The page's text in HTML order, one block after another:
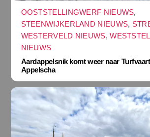
OOSTSTELLINGWERF NIEUWS,
STEENWIJKERLAND NIEUWS,
WESTERVELD NIEUWS,
NIEUWS
Aardappelsnik komt weer naar
Appelscha